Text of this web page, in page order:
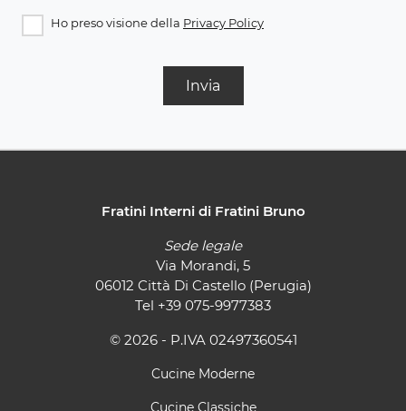
Ho preso visione della Privacy Policy
Invia
Fratini Interni di Fratini Bruno
Sede legale
Via Morandi, 5
06012 Città Di Castello (Perugia)
Tel +39 075-9977383
© 2026 - P.IVA 02497360541
Cucine Moderne
Cucine Classiche